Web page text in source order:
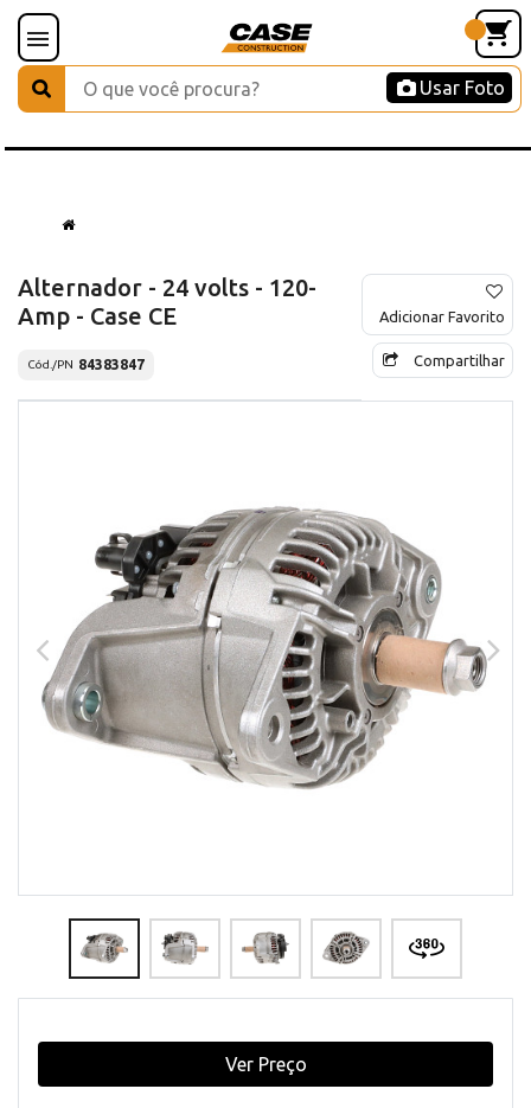
Usar Foto
Alternador - 24 volts - 120-
Amp - Case CE
Cód./PN 84383847
Adicionar Favorito
Compartilhar
Ver Preço